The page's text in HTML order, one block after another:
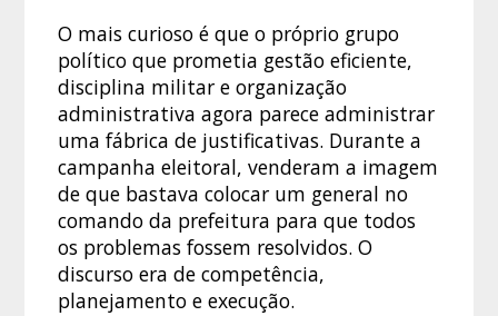
O mais curioso é que o próprio grupo
político que prometia gestão eficiente,
disciplina militar e organização
administrativa agora parece administrar
uma fábrica de justificativas. Durante a
campanha eleitoral, venderam a imagem
de que bastava colocar um general no
comando da prefeitura para que todos
os problemas fossem resolvidos. O
discurso era de competência,
planejamento e execução.